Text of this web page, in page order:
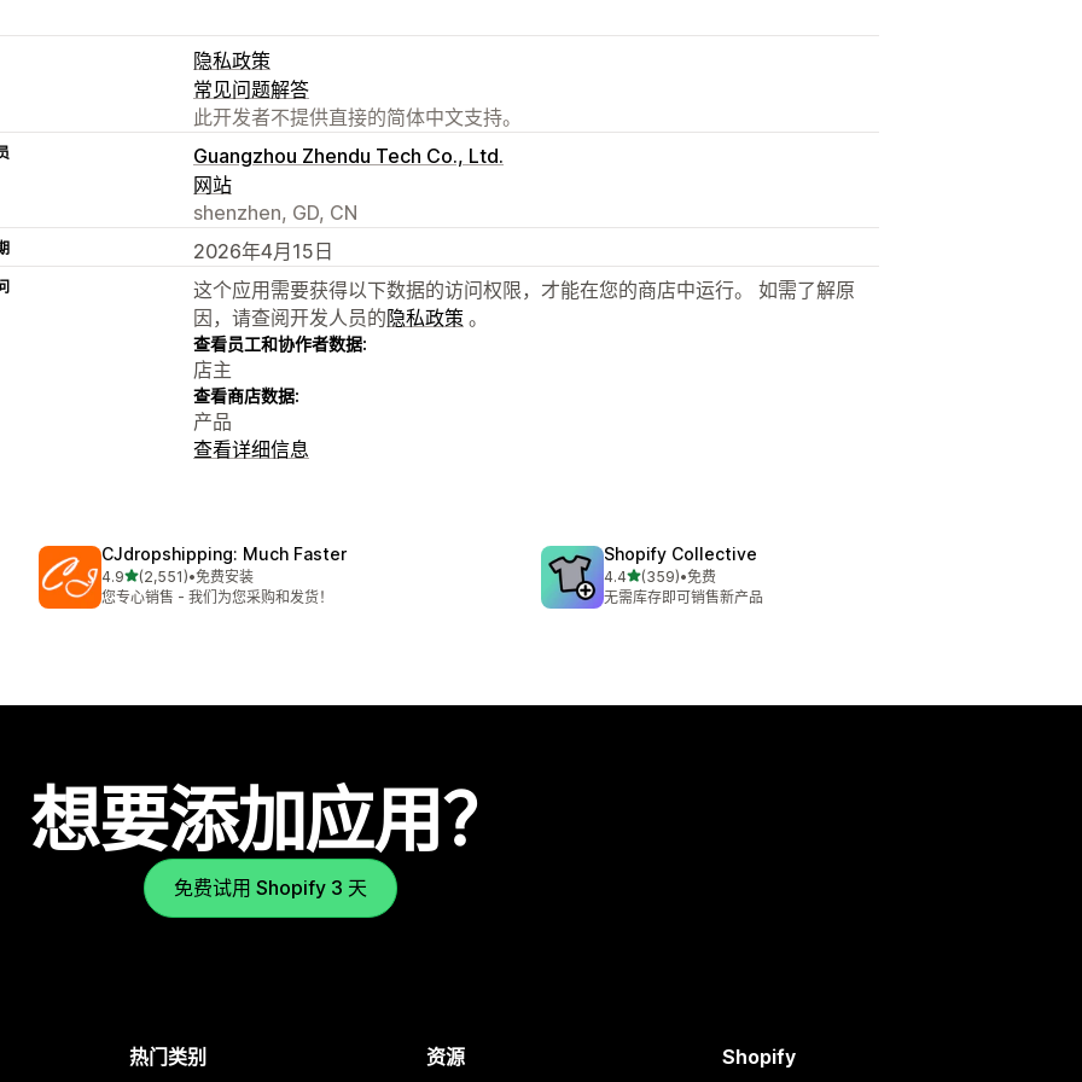
隐私政策
常见问题解答
此开发者不提供直接的简体中文支持。
Guangzhou Zhendu Tech Co., Ltd.
网站
shenzhen, GD, CN
2026年4月15日
这个应用需要获得以下数据的访问权限，才能在您的商店中运行。 如需了解原
因，请查阅开发人员的隐私政策 。
查看员工和协作者数据:
店主
查看商店数据:
产品
查看详细信息
CJdropshipping: Much Faster
4.9星（满分 5 星）
(2,551)
总共 2551 条评论
•免费安装
您专心销售 - 我们为您采购和发货！
Shopify Collective
4.4星（满分 5 星）
(359)
总共 359 条评论
•免费
无需库存即可销售新产品
想要添加应用？
免费试用 Shopify 3 天
热门类别 资源 Shopify